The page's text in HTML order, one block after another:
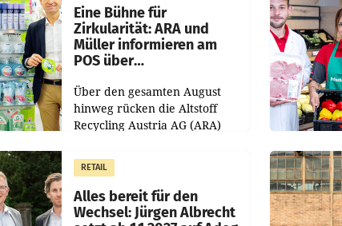
dem Vergleichszeitraum
Eine Bühne für
Zirkularität: ARA und
Müller informieren am
POS über
Über den gesamten August
hinweg rücken die Altstoff
Recycling Austria AG (ARA)
Müller die Initiative „Kreislauf-
Helden“ in allen
österreichischen Müller-Filialen
RETAIL
Alles bereit für den
Wechsel: Jürgen Albrecht